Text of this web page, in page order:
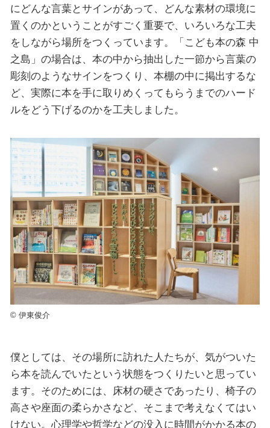
にどんな言葉とサインがあって、どんな素材の環境に
置くのかということがすごく重要で、いろいろな工夫
をしながら場所をつくっています。「こども本の森 中
之島」の場合は、本の中から抽出した一節から言葉の
彫刻のようなサインをつくり、本棚の中に掲出するな
ど、実際に本を手に取りめくってもらうまでのハード
ルをどう下げるのかを工夫しました。
© 伊東俊介
僕としては、その場所に訪れた人たちが、気がついた
ら本を読んでいたという状態をつくりたいと思ってい
ます。そのためには、床材の硬さであったり、椅子の
高さや座面の柔らかさなど、そこまで考えなくてはい
けない。心理学や哲学などの没入に時間がかかる本の